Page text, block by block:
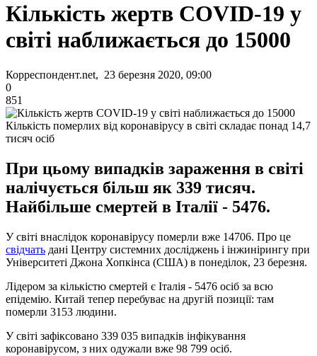
Кількість жертв COVID-19 у
світі наближається до 15000
Корреспондент.net, 23 березня 2020, 09:00
0
851
Кількість померлих від коронавірусу в світі складає понад 14,7
тисяч осіб
При цьому випадків зараження в світі
налічується більш як 339 тисяч.
Найбільше смертей в Італії - 5476.
У світі внаслідок коронавірусу померли вже 14706. Про це
свідчать дані Центру системних досліджень і інжинірингу при
Університеті Джона Хопкінса (США) в понеділок, 23 березня.
Лідером за кількістю смертей є Італія - ​​5476 осіб за всю
епідемію. Китай тепер перебуває на другій позиції: там
померли 3153 людини.
У світі зафіксовано 339 035 випадків інфікування
коронавірусом, з них одужали вже 98 799 осіб.